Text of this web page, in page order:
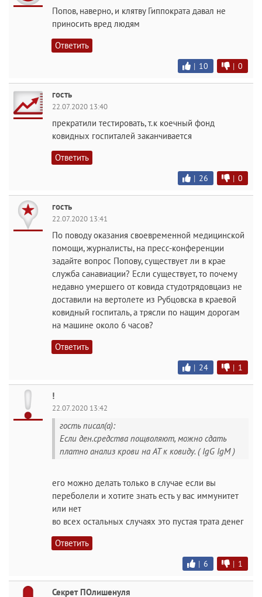
Попов, наверно, и клятву Гиппократа давал не
приносить вред людям
Ответить
| 10 | 0
гость
22.07.2020 13:40
прекратили тестировать, т.к коечный фонд
ковидных госпиталей заканчивается
Ответить
| 26 | 0
гость
22.07.2020 13:41
По поводу оказания своевременной медицинской
помощи, журналисты, на пресс-конференции
задайте вопрос Попову, существует ли в крае
служба санавиации? Если существует, то почему
недавно умершего от ковида студотрядовцаиз не
доставили на вертолете из Рубцовска в краевой
ковидный госпиталь, а трясли по нащим дорогам
на машине около 6 часов?
Ответить
| 24 | 1
!
22.07.2020 13:42
гость писал(а):
Если ден.средства пощволяют, можно сдать
платно анализ крови на АТ к ковиду. ( IgG IgМ )
его можно делать только в случае если вы
переболели и хотите знать есть у вас иммунитет
или нет
во всех остальных случаях это пустая трата денег
Ответить
| 6 | 1
Секрет ПОлишенуля